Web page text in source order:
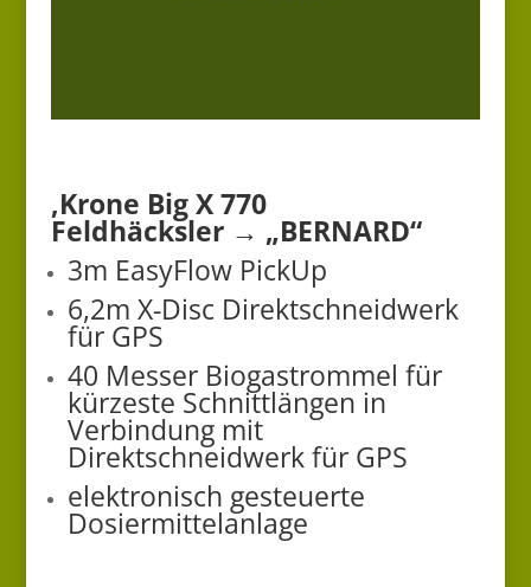
‚Krone Big X 770
Feldhäcksler → „BERNARD“
3m EasyFlow PickUp
6,2m X-Disc Direktschneidwerk
für GPS
40 Messer Biogastrommel für
kürzeste Schnittlängen in
Verbindung mit
Direktschneidwerk für GPS
elektronisch gesteuerte
Dosiermittelanlage